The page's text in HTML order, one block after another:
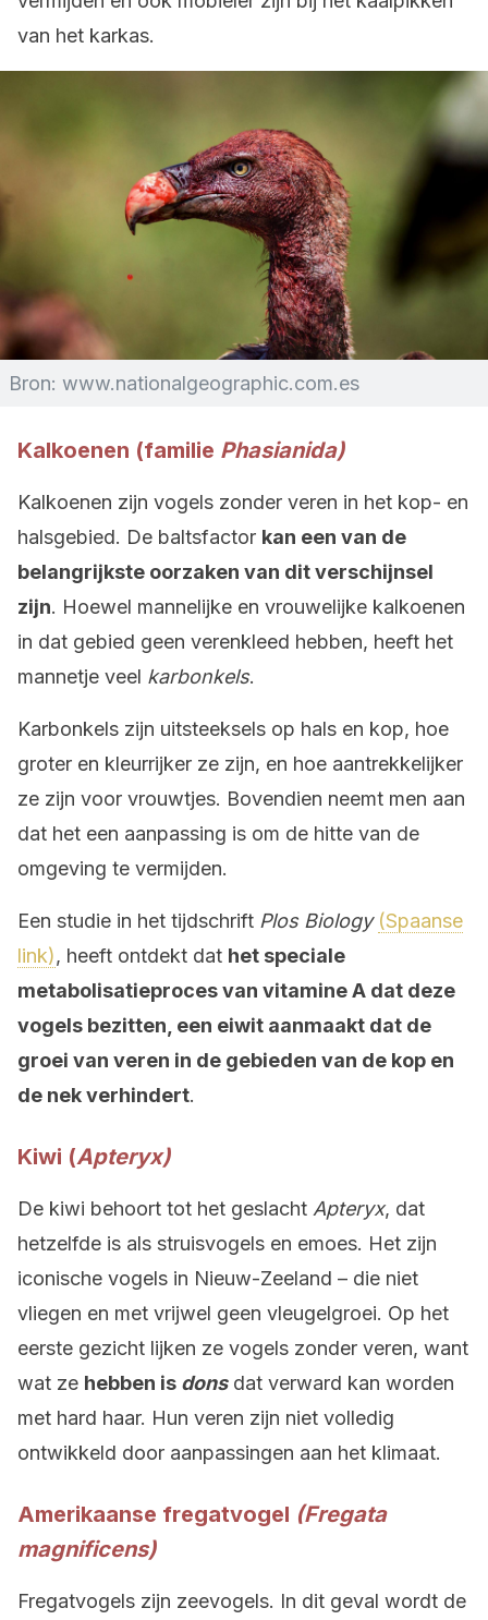
van het karkas.
Bron: www.nationalgeographic.com.es
Kalkoenen (familie Phasianida)
Kalkoenen zijn vogels zonder veren in het kop- en
halsgebied. De baltsfactor kan een van de
belangrijkste oorzaken van dit verschijnsel
zijn. Hoewel mannelijke en vrouwelijke kalkoenen
in dat gebied geen verenkleed hebben, heeft het
mannetje veel karbonkels.
Karbonkels zijn uitsteeksels op hals en kop, hoe
groter en kleurrijker ze zijn, en hoe aantrekkelijker
ze zijn voor vrouwtjes. Bovendien neemt men aan
dat het een aanpassing is om de hitte van de
omgeving te vermijden.
Een studie in het tijdschrift Plos Biology (Spaanse
link), heeft ontdekt dat het speciale
metabolisatieproces van vitamine A dat deze
vogels bezitten, een eiwit aanmaakt dat de
groei van veren in de gebieden van de kop en
de nek verhindert.
Kiwi (Apteryx)
De kiwi behoort tot het geslacht Apteryx, dat
hetzelfde is als struisvogels en emoes. Het zijn
iconische vogels in Nieuw-Zeeland – die niet
vliegen en met vrijwel geen vleugelgroei. Op het
eerste gezicht lijken ze vogels zonder veren, want
wat ze hebben is donsdat verward kan worden
met hard haar. Hun veren zijn niet volledig
ontwikkeld door aanpassingen aan het klimaat.
Amerikaanse fregatvogel (Fregata
magnificens)
Fregatvogels zijn zeevogels. In dit geval wordt de